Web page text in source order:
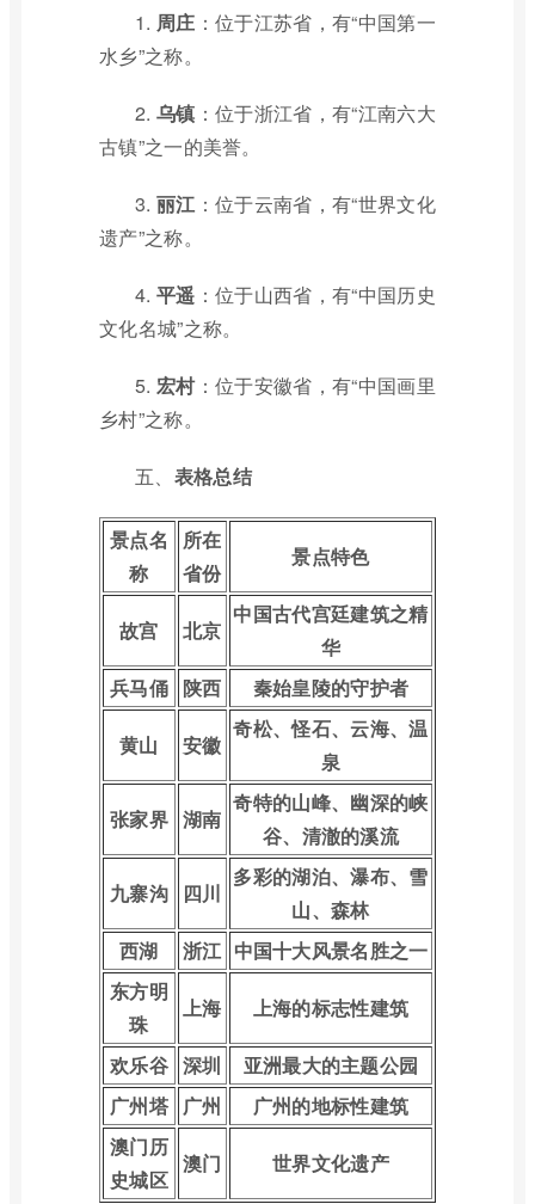
1. 周庄 ：位于江苏省，有“中国第一
水乡”之称。
2. 乌镇 ：位于浙江省，有“江南六大
古镇”之一的美誉。
3. 丽江：位于云南省，有“世界文化
遗产”之称。
4. 平遥 ：位于山西省，有“中国历史
文化名城”之称。
5. 宏村：位于安徽省，有“中国画里
乡村”之称。
五、 表格总结
景点名
称
所在
省份
景点特色
故宫 北京
中国古代宫廷建筑之精
华
兵马俑 陕西 秦始皇陵的守护者
黄山 安徽
奇松、怪石、云海、温
泉
张家界 湖南
奇特的山峰、幽深的峡
谷、清澈的溪流
九寨沟 四川
多彩的湖泊、瀑布、雪
山、森林
西湖
浙江 中国十大风景名胜之一
东方明
珠
上海 上海的标志性建筑
欢乐谷 深圳
亚洲最大的主题公园
广州塔 广州
广州的地标性建筑
澳门历
史城区
澳门 世界文化遗产